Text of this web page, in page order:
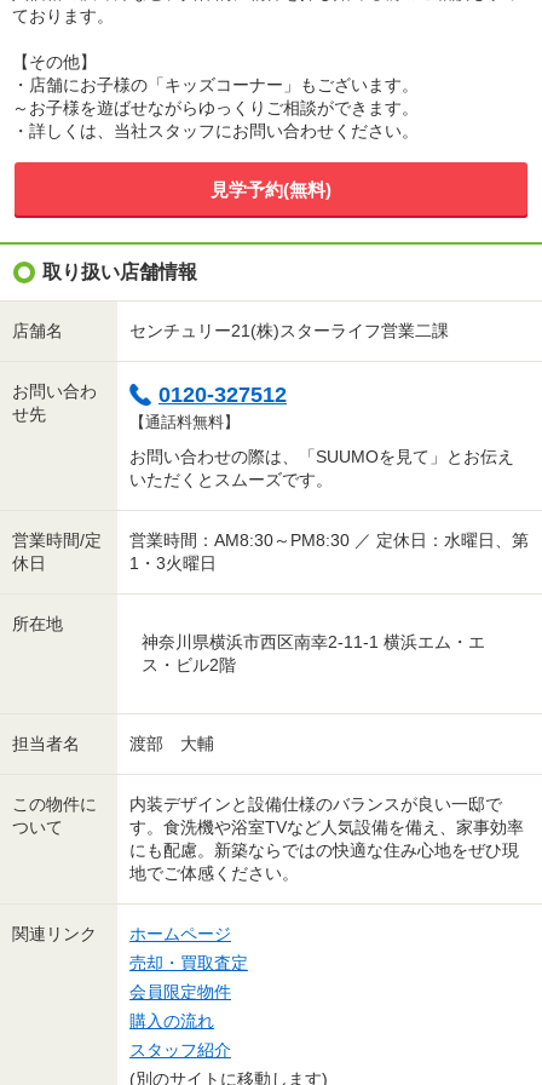
ております。
【その他】
・店舗にお子様の「キッズコーナー」もございます。
～お子様を遊ばせながらゆっくりご相談ができます。
・詳しくは、当社スタッフにお問い合わせください。
見学予約(無料)
取り扱い店舗情報
店舗名 センチュリー21(株)スターライフ営業二課
お問い合わ
せ先
0120-327512
【通話料無料】
お問い合わせの際は、「SUUMOを見て」とお伝え
いただくとスムーズです。
営業時間/定
休日
営業時間：AM8:30～PM8:30 ／ 定休日：水曜日、第
1・3火曜日
所在地
神奈川県横浜市西区南幸2-11-1 横浜エム・エ
ス・ビル2階
担当者名 渡部 大輔
この物件に
ついて
内装デザインと設備仕様のバランスが良い一邸で
す。食洗機や浴室TVなど人気設備を備え、家事効率
にも配慮。新築ならではの快適な住み心地をぜひ現
地でご体感ください。
関連リンク
ホームページ
売却・買取査定
会員限定物件
購入の流れ
スタッフ紹介
(別のサイトに移動します)